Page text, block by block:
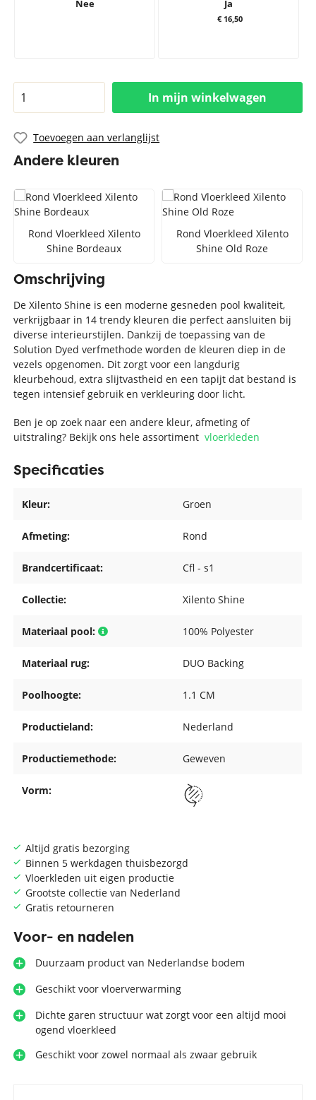
Nee Ja
€ 16,50
In mijn winkelwagen
Toevoegen aan verlanglijst
Andere kleuren
Rond Vloerkleed Xilento
Shine Bordeaux
Rond Vloerkleed Xilento
Shine Old Roze
Altijd gratis bezorging
Binnen 5 werkdagen thuisbezorgd
Vloerkleden uit eigen productie
Grootste collectie van Nederland
Gratis retourneren
Voor- en nadelen
Duurzaam product van Nederlandse bodem
Geschikt voor vloerverwarming
Dichte garen structuur wat zorgt voor een altijd mooi
ogend vloerkleed
Geschikt voor zowel normaal als zwaar gebruik
Omschrijving
De Xilento Shine is een moderne gesneden pool kwaliteit,
verkrijgbaar in 14 trendy kleuren die perfect aansluiten bij
diverse interieurstijlen. Dankzij de toepassing van de
Solution Dyed verfmethode worden de kleuren diep in de
vezels opgenomen. Dit zorgt voor een langdurig
kleurbehoud, extra slijtvastheid en een tapijt dat bestand is
tegen intensief gebruik en verkleuring door licht.
Ben je op zoek naar een andere kleur, afmeting of
uitstraling? Bekijk ons hele assortimentvloerkleden
Specificaties
Kleur: Groen
Afmeting: Rond
Brandcertificaat: Cfl - s1
Collectie: Xilento Shine
Materiaal pool: 100% Polyester
Materiaal rug: DUO Backing
Poolhoogte: 1.1 CM
Productieland: Nederland
Productiemethode: Geweven
Vorm: